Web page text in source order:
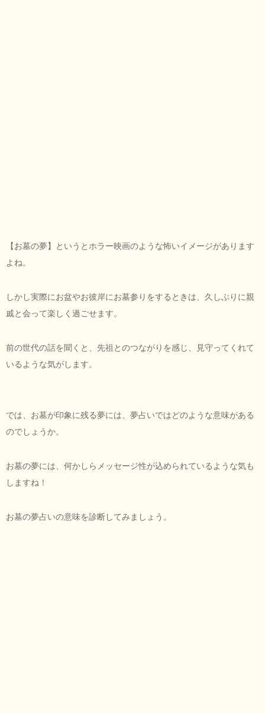
【お墓の夢】というとホラー映画のような怖いイメージがあります
よね。
しかし実際にお盆やお彼岸にお墓参りをするときは、久しぶりに親
戚と会って楽しく過ごせます。
前の世代の話を聞くと、先祖とのつながりを感じ、見守ってくれて
いるような気がします。
では、お墓が印象に残る夢には、夢占いではどのような意味がある
のでしょうか。
お墓の夢には、何かしらメッセージ性が込められているような気も
しますね！
お墓の夢占いの意味を診断してみましょう。